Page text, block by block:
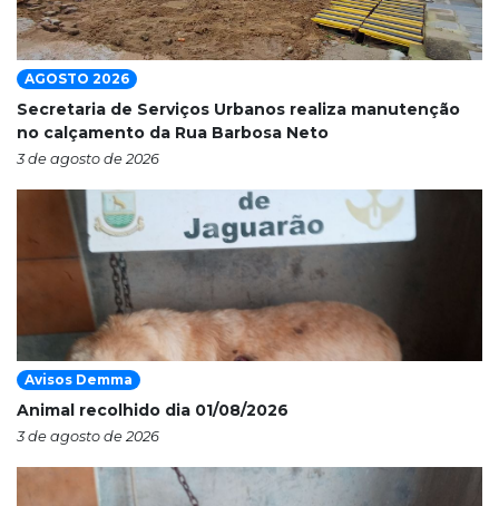
AGOSTO 2026
Secretaria de Serviços Urbanos realiza manutenção
no calçamento da Rua Barbosa Neto
3 de agosto de 2026
Avisos Demma
Animal recolhido dia 01/08/2026
3 de agosto de 2026